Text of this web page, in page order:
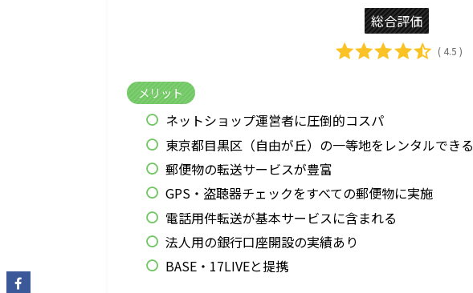
総合評価
( 4.5 )
メリット
ネットショップ運営者に圧倒的コスパ
東京都目黒区（自由が丘）の一等地をレンタルできる
郵便物の転送サービスが豊富
GPS・盗聴器チェックをすべての郵便物に実施
電話用件転送が基本サービスに含まれる
法人用の銀行口座開設の実績あり
BASE・17LIVEと提携